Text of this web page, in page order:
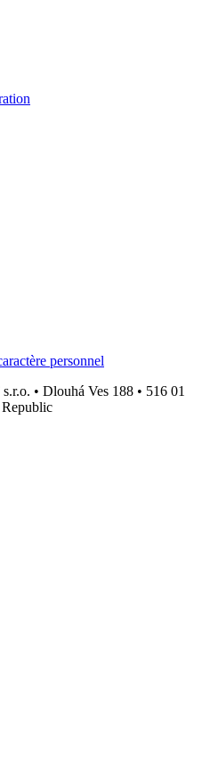
personnel
• Dlouhá Ves 188 • 516 01